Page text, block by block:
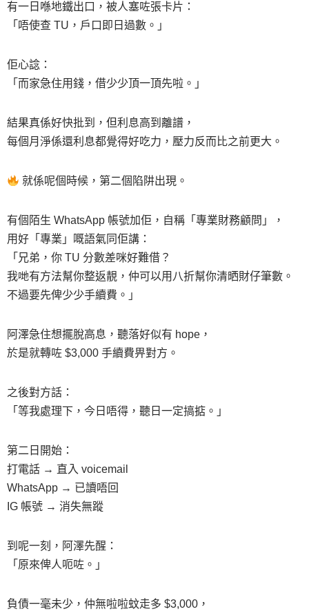
有一日喺地鐵出口，被人塞咗張卡片：
「唔使查 TU，戶口即日過數。」
佢心諗：
「而家急住用錢，借少少頂一頂先啦。」
結果真係好快批到，但利息高到離譜，
每個月淨係還利息都覺得好吃力，壓力反而比之前更大。
就係呢個時候，第二個陷阱出現。
有個陌生 WhatsApp 帳號加佢，自稱「專業財務顧問」，
用好「專業」嘅語氣同佢講：
「兄弟，你 TU 分數差咪好難借？
我哋有方法幫你整返靚，仲可以用八折幫你清晒財仔筆數。
不過要先俾少少手續費。」
阿澤急住想擺脫高息，聽落好似有 hope，
於是就轉咗 $3,000 手續費畀對方。
之後對方話：
「等我處理下，今日唔得，聽日一定搞掂。」
第二日開始：
打電話 → 直入 voicemail
WhatsApp → 已讀唔回
IG 帳號 → 消失無蹤
到呢一刻，阿澤先醒：
「原來俾人呃咗。」
負債一毫未少，仲無啦啦蚊走多 $3,000，